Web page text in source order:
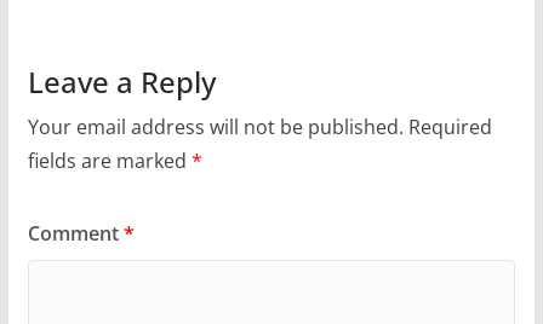
Leave a Reply
Your email address will not be published. Required
fields are marked *
Comment*